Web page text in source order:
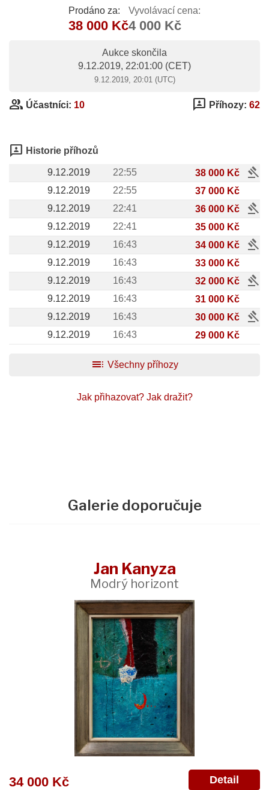
Prodáno za:
38 000 Kč
Vyvolávací cena:
4 000 Kč
Aukce skončila
9.12.2019, 22:01:00 (CET)
9.12.2019, 20:01 (UTC)
group Účastníci: 10 3p Příhozy: 62
3p Historie příhozů
9.12.2019 22:55 38 000 Kč gavel
9.12.2019 22:55
37 000 Kč
9.12.2019
22:41 36 000 Kč gavel
9.12.2019 22:41
35 000 Kč
9.12.2019
16:43 34 000 Kč gavel
9.12.2019 16:43
33 000 Kč
9.12.2019
16:43 32 000 Kč gavel
9.12.2019 16:43
31 000 Kč
9.12.2019
16:43 30 000 Kč gavel
9.12.2019 16:43 29 000 Kč
toc Všechny příhozy
Jak přihazovat? Jak dražit?
Galerie doporučuje
Jan Kanyza
Modrý horizont
34 000 Kč Detail